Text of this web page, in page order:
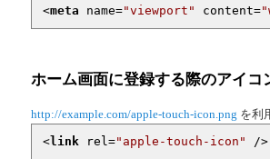
<meta name="viewport" content=
ホーム画面に登録する際のアイコ
http://example.com/apple-touch-icon.png を利
<link rel="apple-touch-icon" />